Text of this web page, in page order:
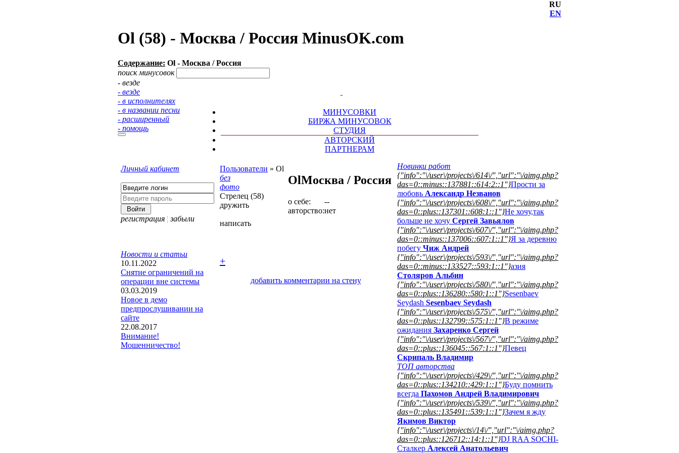
RU
EN
Ol (58) - Москва / Россия MinusOK.com
Содержание: Ol - Москва / Россия
поиск минусовок
- везде
- везде
- в исполнителях
- в названии песни
- расширенный
- помощь
МИНУСОВКИ
БИРЖА МИНУСОВОК
СТУДИЯ
АВТОРСКИЙ
ПАРТНЕРАМ
Личный кабинет
регистрация ¦ забыли
Новости и статьи
10.11.2022
Снятие ограничений на
операции вне системы
03.03.2019
Новое в демо
предпрослушивании на
сайте
22.08.2017
Внимание!
Мошенничество!
Пользователи » Ol
без
фото
Стрелец (58)
дружить
написать
OlМосква / Россия
о себе:
--
авторство:нет
+
добавить комментарии на стену
Новинки работ
{"info":"\/user\/projects\/614\/","url":"\/aimg.php?
das=0::minus::137881::614:2::1"}Прости за
любовь Александр Незванов
{"info":"\/user\/projects\/608\/","url":"\/aimg.php?
das=0::plus::137301::608:1::1"}Не хочу,так
больше не хочу Сергей Завьялов
{"info":"\/user\/projects\/607\/","url":"\/aimg.php?
das=0::minus::137006::607:1::1"}Я за деревню
побегу Чиж Андрей
{"info":"\/user\/projects\/593\/","url":"\/aimg.php?
das=0::minus::133527::593:1::1"}азия
Столяров Альбин
{"info":"\/user\/projects\/580\/","url":"\/aimg.php?
das=0::plus::136280::580:1::1"}Sesenbaev
Seydash Sesenbaev Seydash
{"info":"\/user\/projects\/575\/","url":"\/aimg.php?
das=0::plus::132799::575:1::1"}В режиме
ожидания Захаренко Сергей
{"info":"\/user\/projects\/567\/","url":"\/aimg.php?
das=0::plus::136045::567:1::1"}Певец
Скрипаль Владимир
ТОП авторства
{"info":"\/user\/projects\/429\/","url":"\/aimg.php?
das=0::plus::134210::429:1::1"}Буду помнить
всегда Пахомов Андрей Владимирович
{"info":"\/user\/projects\/539\/","url":"\/aimg.php?
das=0::plus::135491::539:1::1"}Зачем я жду
Якимов Виктор
{"info":"\/user\/projects\/14\/","url":"\/aimg.php?
das=0::plus::126712::14:1::1"}DJ RAA SOCHI-
Сталкер Алексей Анатольевич